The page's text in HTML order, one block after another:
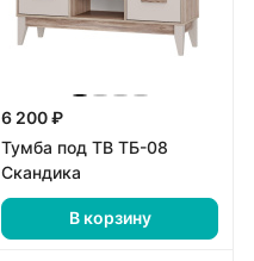
6 200 ₽
Тумба под ТВ ТБ-08
Скандика
В корзину